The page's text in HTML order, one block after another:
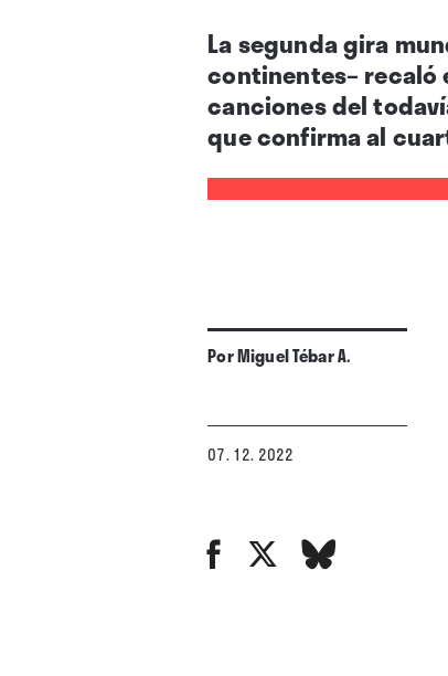
La segunda gira
continentes– recaló
canciones del
que confirma al
PorMiguel Tébar A.
07. 12. 2022